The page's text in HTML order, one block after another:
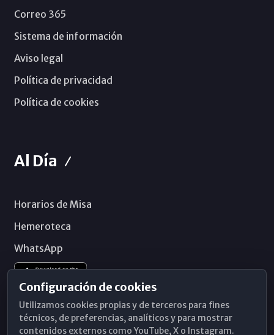
Correo 365
Sistema de información
Aviso legal
Política de privacidad
Política de cookies
Al Día
Horarios de Misa
Hemeroteca
WhatsApp
Configuración de cookies
Utilizamos cookies propias y de terceros para fines
técnicos, de preferencias, analíticos y para mostrar
contenidos externos como YouTube, X o Instagram.